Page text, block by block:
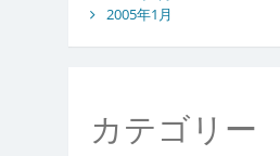
2005年1月
カテゴリー